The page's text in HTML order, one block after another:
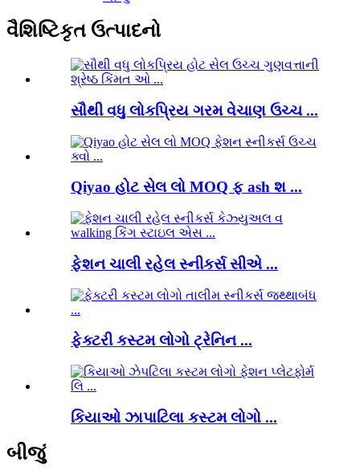
વૈશિષ્ટિકૃત ઉત્પાદનો
સૌથી વધુ લોકપ્રિય ગરમ વેચાણ ઉચ્ચ ...
Qiyao હોટ સેલ લો MOQ ફ ash શ ...
ફેશન ચાલી રહેલ સ્નીકર્સ સીએ ...
ફેક્ટરી કસ્ટમ લોગો ટ્રેનિન ...
કિયાઓ ઝાપાટિલા કસ્ટમ લોગો ...
બીજું